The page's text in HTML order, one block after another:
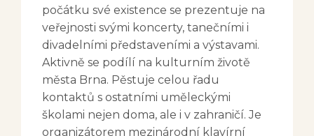
počátku své existence se prezentuje na
veřejnosti svými koncerty, tanečními i
divadelními představeními a výstavami.
Aktivně se podílí na kulturním životě
města Brna. Pěstuje celou řadu
kontaktů s ostatními uměleckými
školami nejen doma, ale i v zahraničí. Je
organizátorem mezinárodní klavírní